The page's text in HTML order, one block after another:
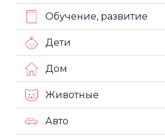
Обучение, развитие
Дети
Дом
Животные
Авто